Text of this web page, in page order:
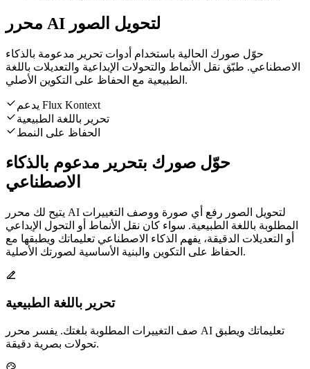
محرر AI لتحويل الصور
حوّل صورك الحالية باستخدام أدوات تحرير مدعومة بالذكاء
الاصطناعي. طبّق نقل الأنماط والتحولات الإبداعية والتعديلات باللغة
الطبيعية مع الحفاظ على التكوين الأصلي.
يدعم Flux Kontext
تحرير باللغة الطبيعية
الحفاظ على النمط
حوّل صورك بتحرير مدعوم بالذكاء
الاصطناعي
يتيح لك محرر AI لتحويل الصور رفع أي صورة ووصف التغييرات
المطلوبة باللغة الطبيعية. سواء كان نقل الأنماط أو التحول الإبداعي
أو التعديلات الدقيقة، يفهم الذكاء الاصطناعي تعليماتك ويطبقها مع
الحفاظ على التكوين والبنية الأساسية لصورتك الأصلية.
تحرير باللغة الطبيعية
صف التغييرات المطلوبة بلغتك. يفسر محرر AI تعليماتك ويطبق
تحولات بصرية دقيقة.